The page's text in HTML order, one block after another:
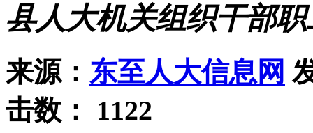
县人大机关组织干部
来源： 东至人大信息网
击数： 1122